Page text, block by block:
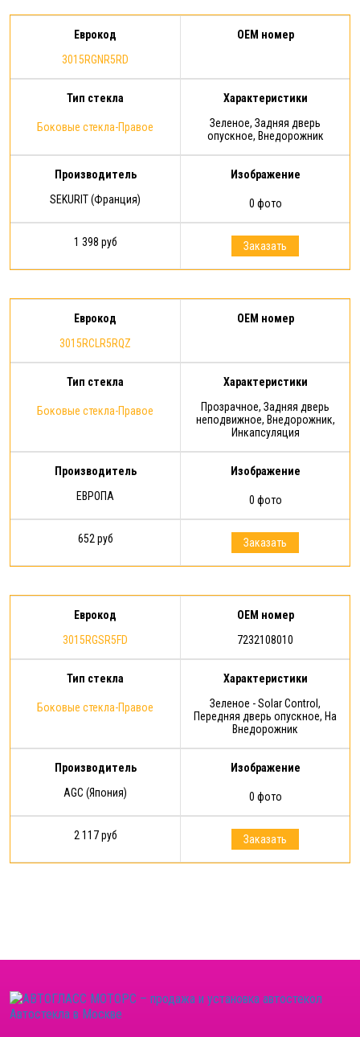
Еврокод
3015RGNR5RD
OEM номер
Тип стекла
Боковые стекла-Правое
Характеристики
Зеленое, Задняя дверь
опускное, Внедорожник
Производитель
SEKURIT (Франция)
Изображение
0 фото
1 398 руб Заказать
Еврокод
3015RCLR5RQZ
OEM номер
Тип стекла
Боковые стекла-Правое
Характеристики
Прозрачное, Задняя дверь
неподвижное, Внедорожник,
Инкапсуляция
Производитель
ЕВРОПА
Изображение
0 фото
652 руб Заказать
Еврокод
3015RGSR5FD
OEM номер
7232108010
Тип стекла
Боковые стекла-Правое
Характеристики
Зеленое - Solar Control,
Передняя дверь опускное, На
Внедорожник
Производитель
AGC (Япония)
Изображение
0 фото
2 117 руб Заказать
Автостекла в Москве